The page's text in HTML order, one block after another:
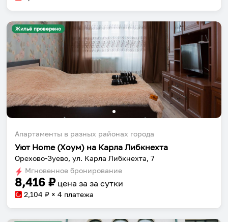
Жильё проверено
Апартаменты в разных районах города
Уют Home (Хоум) на Карла Либкнехта
Орехово-Зуево, ул. Карла Либкнехта, 7
Мгновенное бронирование
8,416 ₽ цена за за сутки
2,104 ₽ × 4 платежа